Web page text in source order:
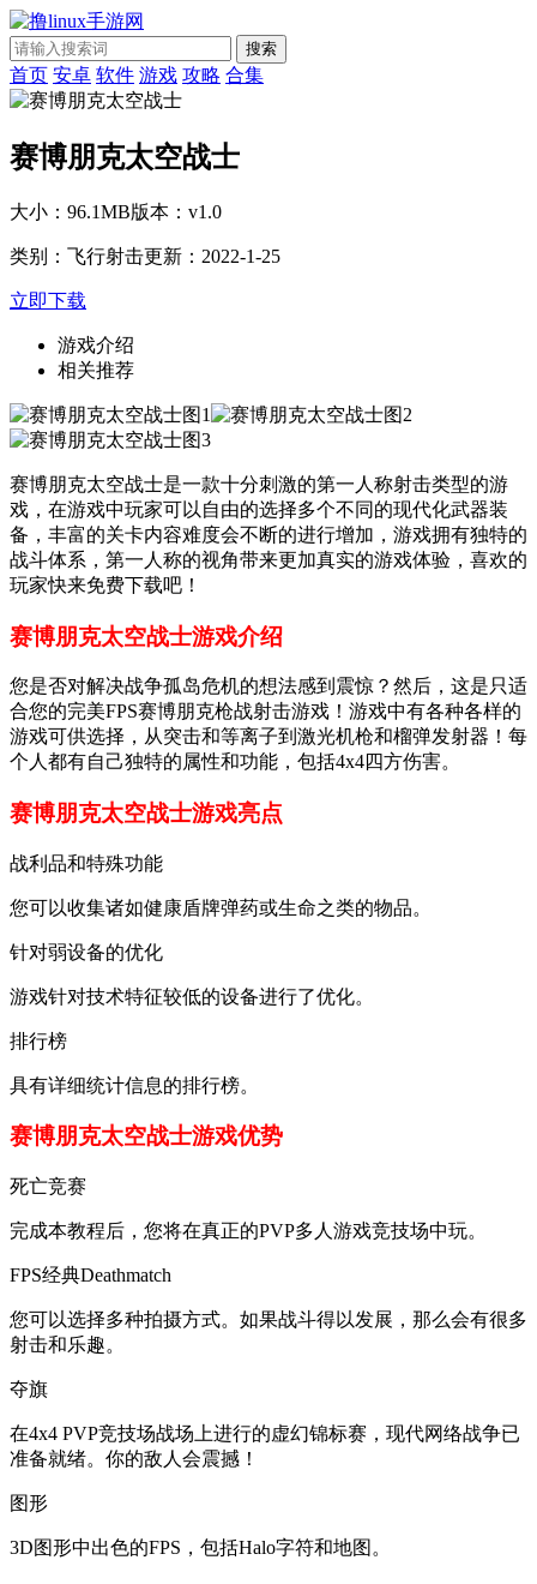
搜索
首页 安卓 软件 游戏 攻略 合集
赛博朋克太空战士
大小：96.1MB版本：v1.0
类别：飞行射击更新：2022-1-25
立即下载
游戏介绍
相关推荐
赛博朋克太空战士是一款十分刺激的第一人称射击类型的游
戏，在游戏中玩家可以自由的选择多个不同的现代化武器装
备，丰富的关卡内容难度会不断的进行增加，游戏拥有独特的
战斗体系，第一人称的视角带来更加真实的游戏体验，喜欢的
玩家快来免费下载吧！
赛博朋克太空战士游戏介绍
您是否对解决战争孤岛危机的想法感到震惊？然后，这是只适
合您的完美FPS赛博朋克枪战射击游戏！游戏中有各种各样的
游戏可供选择，从突击和等离子到激光机枪和榴弹发射器！每
个人都有自己独特的属性和功能，包括4x4四方伤害。
赛博朋克太空战士游戏亮点
战利品和特殊功能
您可以收集诸如健康盾牌弹药或生命之类的物品。
针对弱设备的优化
游戏针对技术特征较低的设备进行了优化。
排行榜
具有详细统计信息的排行榜。
赛博朋克太空战士游戏优势
死亡竞赛
完成本教程后，您将在真正的PVP多人游戏竞技场中玩。
FPS经典Deathmatch
您可以选择多种拍摄方式。如果战斗得以发展，那么会有很多
射击和乐趣。
夺旗
在4x4 PVP竞技场战场上进行的虚幻锦标赛，现代网络战争已
准备就绪。你的敌人会震撼！
图形
3D图形中出色的FPS，包括Halo字符和地图。